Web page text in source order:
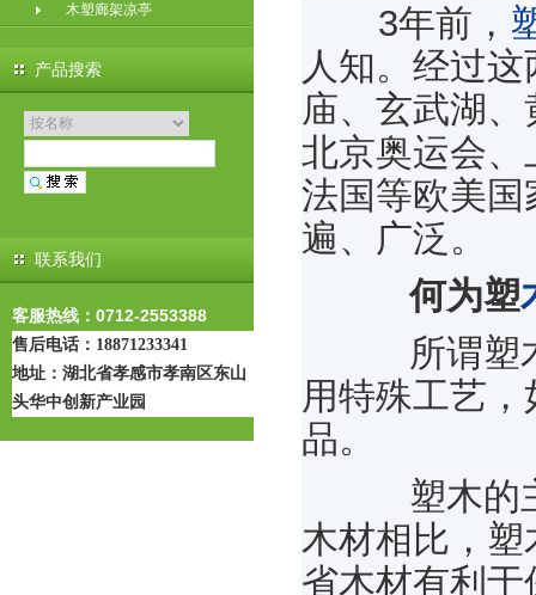
木塑廊架凉亭
产品搜索
联系我们
客服热线：0712-2553388
售后电话：18871233341
地址： 湖北省孝感市孝南区东山
头华中创新产业园
3年前，
人知。经过
庙、玄武湖
北京奥运会
法国等欧美
遍、广泛。
何为塑
所谓塑木
用特殊工艺
品。
塑木的主
木材相比，
省木材有利